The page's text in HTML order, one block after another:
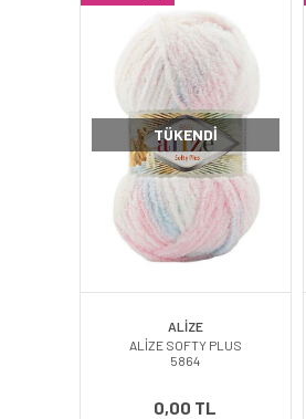
TÜKENDI
ALİZE
ALİZE SOFTY PLUS
5864
0,00 TL